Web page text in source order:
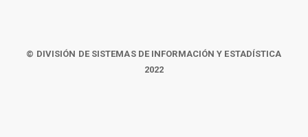
© DIVISIÓN DE SISTEMAS DE INFORMACIÓN Y ESTADÍSTICA
2022